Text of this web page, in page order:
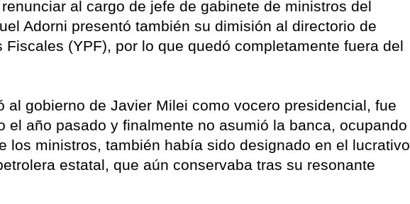
al cargo de jefe de gabinete de ministros del
Adorni presentó también su dimisión al directorio de
Fiscales (YPF), por lo que quedó completamente fuera del
al gobierno de Javier Milei como vocero presidencial, fue
el año pasado y finalmente no asumió la banca, ocupando
los ministros, también había sido designado en el lucrativo
estatal, que aún conservaba tras su resonante